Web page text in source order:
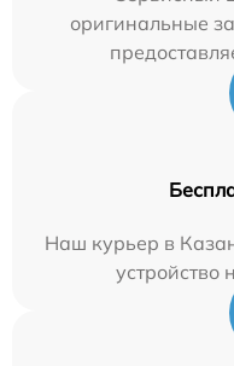
оригинальные
Наш курьер в
устройство